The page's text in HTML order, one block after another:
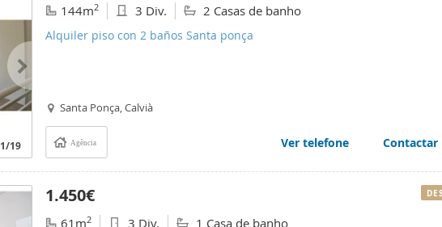
1/19
144m2 3 Div. 2 Casas de banho
Alquiler piso con 2 baños Santa ponça
Santa Ponça, Calvià
Agência Ver telefone Contactar
1.450€
61m2 3 Div. 1 Casa de banho